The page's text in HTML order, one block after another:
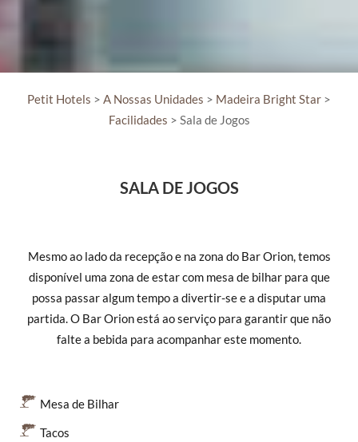
Petit Hotels > A Nossas Unidades > Madeira Bright Star >
Facilidades > Sala de Jogos
SALA DE JOGOS
Mesmo ao lado da recepção e na zona do Bar Orion, temos
disponível uma zona de estar com mesa de bilhar para que
possa passar algum tempo a divertir-se e a disputar uma
partida. O Bar Orion está ao serviço para garantir que não
falte a bebida para acompanhar este momento.
Mesa de Bilhar
Tacos